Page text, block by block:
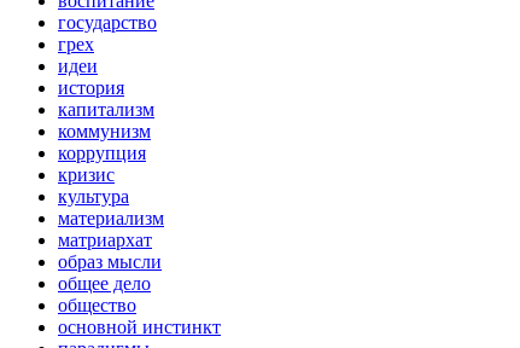
государство
грех
идеи
история
капитализм
коммунизм
коррупция
кризис
культура
материализм
матриархат
образ мысли
общее дело
общество
основной инстинкт